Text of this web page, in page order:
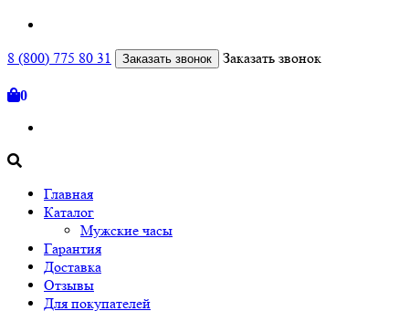
8 (800) 775 80 31 Заказать звонок Заказать звонок
0
Главная
Каталог
Мужские часы
Гарантия
Доставка
Отзывы
Для покупателей